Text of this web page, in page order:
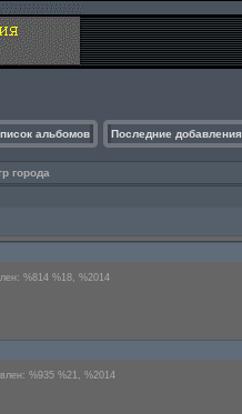
альбомов Последние добавления
города
%814 %18, %2014
%935 %21, %2014